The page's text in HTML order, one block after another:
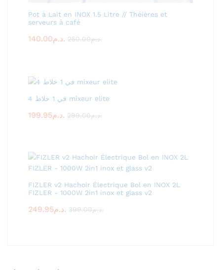
Pot à Lait en INOX 1.5 Litre // Théières et
serveurs à café
140.00 د.م. 250.00 د.م.
4 في 1 خلاط mixeur elite
199.95 د.م. 299.00 د.م.
FIZLER v2 Hachoir Électrique Bol en INOX 2L
FIZLER - 1000W 2in1 inox et glass v2
249.95 د.م. 399.00 د.م.